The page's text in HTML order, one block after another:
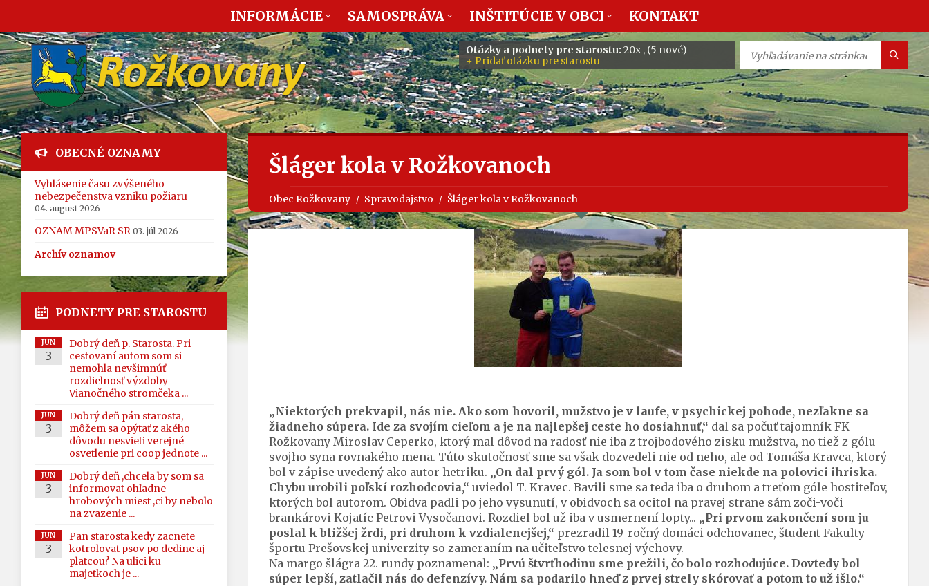
INFORMÁCIE SAMOSPRÁVA INŠTITÚCIE V OBCI KONTAKT
Otázky a podnety pre starostu: 20x , (5 nové)
+ Pridať otázku pre starostu
Šláger kola v Rožkovanoch
Obec Rožkovany Spravodajstvo Šláger kola v Rožkovanoch
„Niektorých prekvapil, nás nie. Ako som hovoril, mužstvo je v laufe, v psychickej pohode, nezľakne sa
žiadneho súpera. Ide za svojím cieľom a je na najlepšej ceste ho dosiahnuť,“ dal sa počuť tajomník FK
Rožkovany Miroslav Ceperko, ktorý mal dôvod na radosť nie iba z trojbodového zisku mužstva, no tiež z gólu
svojho syna rovnakého mena. Túto skutočnosť sme sa však dozvedeli nie od neho, ale od Tomáša Kravca, ktorý
bol v zápise uvedený ako autor hetriku. „On dal prvý gól. Ja som bol v tom čase niekde na polovici ihriska.
Chybu urobili poľskí rozhodcovia,“ uviedol T. Kravec. Bavili sme sa teda iba o druhom a treťom góle hostiteľov,
ktorých bol autorom. Obidva padli po jeho vysunutí, v obidvoch sa ocitol na pravej strane sám zoči-voči
brankárovi Kojatíc Petrovi Vysočanovi. Rozdiel bol už iba v usmernení lopty... „Pri prvom zakončení som ju
poslal k bližšej žrdi, pri druhom k vzdialenejšej,“ prezradil 19-ročný domáci odchovanec, študent Fakulty
športu Prešovskej univerzity so zameraním na učiteľstvo telesnej výchovy.
Na margo šlágra 22. rundy poznamenal: „Prvú štvrťhodinu sme prežili, čo bolo rozhodujúce. Dovtedy bol
súper lepší, zatlačil nás do defenzívy. Nám sa podarilo hneď z prvej strely skórovať a potom to už išlo.“
OBECNÉ OZNAMY
Vyhlásenie času zvýšeného
nebezpečenstva vzniku požiaru
04. august 2026
OZNAM MPSVaR SR 03. júl 2026
Archív oznamov
PODNETY PRE STAROSTU
JUN
3
Dobrý deň p. Starosta. Pri
cestovaní autom som si
nemohla nevšimnúť
rozdielnosť výzdoby
Vianočného stromčeka ...
JUN
3
Dobrý deň pán starosta,
môžem sa opýtať z akého
dôvodu nesvieti verejné
osvetlenie pri coop jednote ...
JUN
3
Dobrý deň ,chcela by som sa
informovat ohľadne
hrobových miest ,ci by nebolo
na zvazenie ...
JUN
3
Pan starosta kedy zacnete
kotrolovat psov po dedine aj
platcou? Na ulici ku
majetkoch je ...